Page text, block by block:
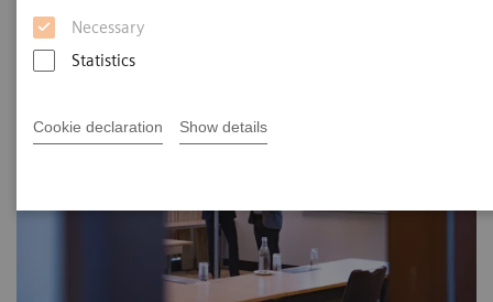
Necessary
Statistics
Cookie declaration Show details